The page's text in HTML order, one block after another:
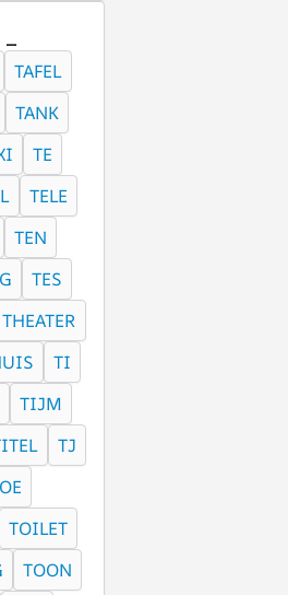
TAFEL
TANK
TE
TELE
TEN
TES
THEATER
TI
TIJM
TJ
TOILET
TOON